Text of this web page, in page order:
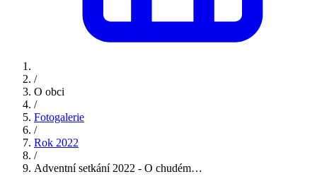
/
O obci
/
Fotogalerie
/
Rok 2022
/
Adventní setkání 2022 - O chudém…